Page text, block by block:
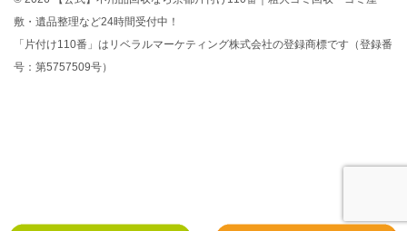
敷・遺品整理など24時間受付中！
「片付け110番」はリベラルマーケティング株式会社の登録商標です（登録番
号：第5757509号）